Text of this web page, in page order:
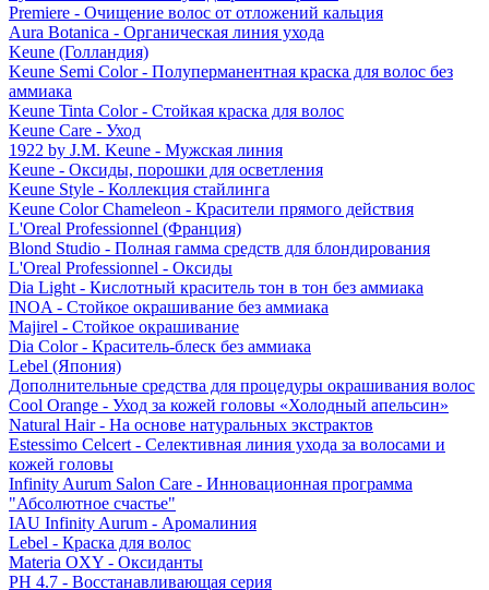
Premiere - Очищение волос от отложений кальция
Aura Botanica - Органическая линия ухода
Keune (Голландия)
Keune Semi Color - Полуперманентная краска для волос без
аммиака
Keune Tinta Color - Стойкая краска для волос
Keune Care - Уход
1922 by J.M. Keune - Мужская линия
Keune - Оксиды, порошки для осветления
Keune Style - Коллекция стайлинга
Keune Color Chameleon - Красители прямого действия
L'Oreal Professionnel (Франция)
Blond Studio - Полная гамма средств для блондирования
L'Oreal Professionnel - Оксиды
Dia Light - Кислотный краситель тон в тон без аммиака
INOA - Стойкое окрашивание без аммиака
Majirel - Стойкое окрашивание
Dia Color - Краситель-блеск без аммиака
Lebel (Япония)
Дополнительные средства для процедуры окрашивания волос
Cool Orange - Уход за кожей головы «Холодный апельсин»
Natural Hair - На основе натуральных экстрактов
Estessimo Celcert - Селективная линия ухода за волосами и
кожей головы
Infinity Aurum Salon Care - Инновационная программа
"Абсолютное счастье"
IAU Infinity Aurum - Аромалиния
Lebel - Краска для волос
Materia OXY - Оксиданты
PH 4.7 - Восстанавливающая серия